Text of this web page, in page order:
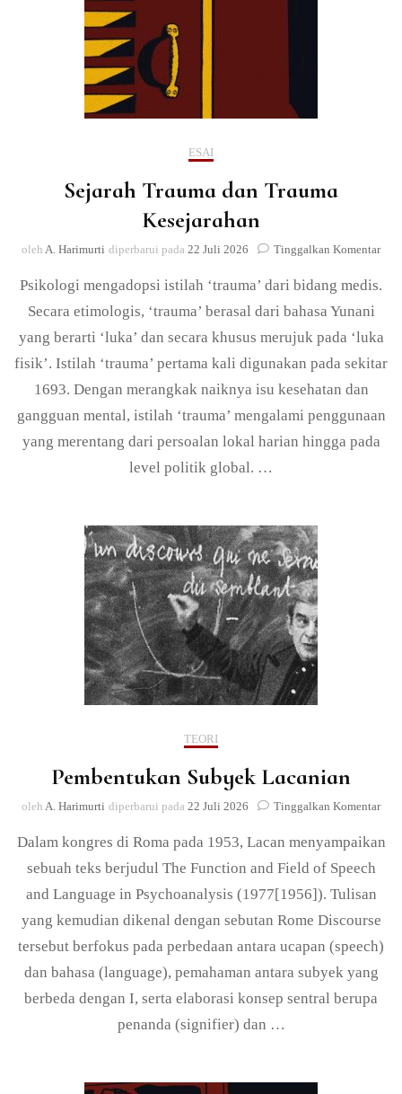
ESAI
Sejarah Trauma dan Trauma
Kesejarahan
oleh A. Harimurti diperbarui pada 22 Juli 2026 Tinggalkan Komentarpada
Psikologi mengadopsi istilah ‘trauma’ dari bidang medis.
Secara etimologis, ‘trauma’ berasal dari bahasa Yunani
yang berarti ‘luka’ dan secara khusus merujuk pada ‘luka
fisik’. Istilah ‘trauma’ pertama kali digunakan pada sekitar
1693. Dengan merangkak naiknya isu kesehatan dan
gangguan mental, istilah ‘trauma’ mengalami penggunaan
yang merentang dari persoalan lokal harian hingga pada
level politik global. …
TEORI
Pembentukan Subyek Lacanian
oleh A. Harimurti diperbarui pada 22 Juli 2026 Tinggalkan Komentarpada
Dalam kongres di Roma pada 1953, Lacan menyampaikan
sebuah teks berjudul The Function and Field of Speech
and Language in Psychoanalysis (1977[1956]). Tulisan
yang kemudian dikenal dengan sebutan Rome Discourse
tersebut berfokus pada perbedaan antara ucapan (speech)
dan bahasa (language), pemahaman antara subyek yang
berbeda dengan I, serta elaborasi konsep sentral berupa
penanda (signifier) dan …